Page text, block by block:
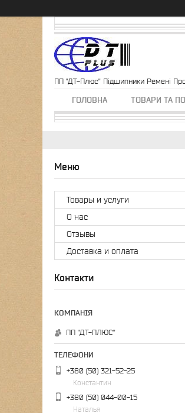
ПП "ДТ-Плюс" Підшипники Ремені
ГОЛОВНА ТОВАРИ ТА
Товары и услуги
О нас
Отзывы
Доставка и оплата
Контакти
ПП "ДТ-ПЛЮС"
+380 (50) 321-52-25
Константин
+380 (50) 044-00-15
Наталья